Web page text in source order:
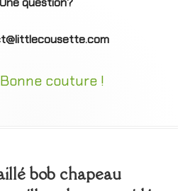
Bonne couture !
bob chapeau